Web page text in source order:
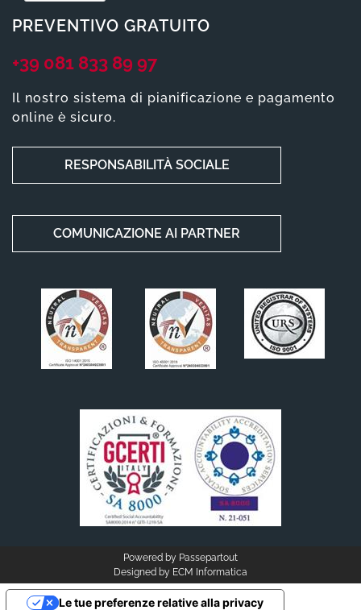
PREVENTIVO GRATUITO
+39 081 833 89 97
Il nostro sistema di pianificazione e pagamento
online è sicuro.
RESPONSABILITÀ SOCIALE
COMUNICAZIONE AI PARTNER
Powered by Passepartout
Designed by ECM Informatica
Le tue preferenze relative alla privacy